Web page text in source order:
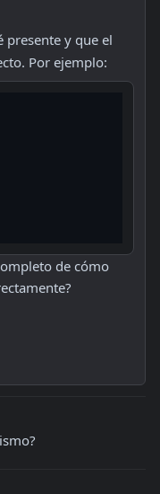
presente y que el
Por ejemplo:
de cómo